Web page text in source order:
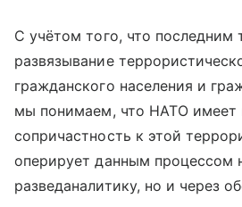
С учётом того, что последним
развязывание
гражданского населения и
мы понимаем, что НАТО имеет
сопричастность к этой
оперирует данным процессом
разведаналитику, но и через